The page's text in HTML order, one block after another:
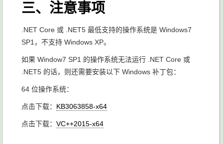
三、注意事项
.NET Core 或 .NET5 最低支持的操作系统是 Windows7
SP1，不支持 Windows XP。
如果 Window7 SP1 的操作系统无法运行 .NET Core 或
.NET5 的话，则还需要安装以下 Windows 补丁包：
64 位操作系统：
点击下载： KB3063858-x64
点击下载： VC++2015-x64